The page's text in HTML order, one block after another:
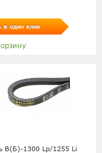
в один клик
В(Б)-1300 Lp/1255 Li